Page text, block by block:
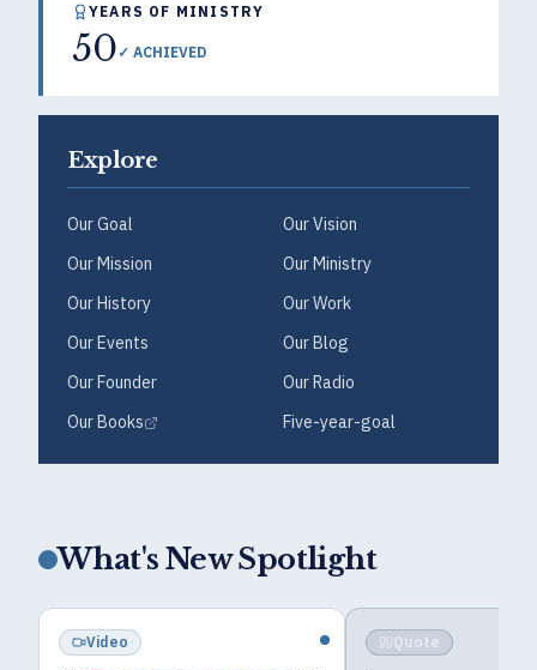
YEARS OF MINISTRY
50✓ ACHIEVED
Explore
Our Goal
Our Vision
Our Mission
Our Ministry
Our History
Our Work
Our Events
Our Blog
Our Founder
Our Radio
Our Books
Five-year-goal
What's New Spotlight
Video Quote